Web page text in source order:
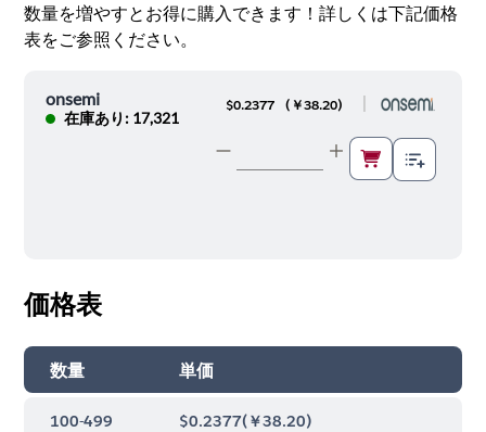
数量を増やすとお得に購入できます！詳しくは下記価格
表をご参照ください。
onsemi
在庫あり: 17,321
$0.2377 ( ￥38.20)
価格表
数量 単価
100-499 $0.2377(￥38.20)